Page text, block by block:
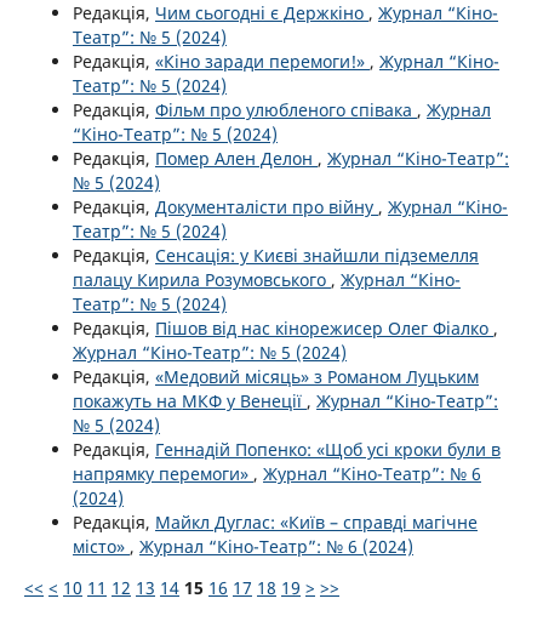
Редакція, Чим сьогодні є Держкіно , Журнал “Кіно-
Театр”: № 5 (2024)
Редакція, «Кіно заради перемоги!» , Журнал “Кіно-
Театр”: № 5 (2024)
Редакція, Фільм про улюбленого співака , Журнал
“Кіно-Театр”: № 5 (2024)
Редакція, Помер Ален Делон , Журнал “Кіно-Театр”:
№ 5 (2024)
Редакція, Документалісти про війну , Журнал “Кіно-
Театр”: № 5 (2024)
Редакція, Сенсація: у Києві знайшли підземелля
палацу Кирила Розумовського , Журнал “Кіно-
Театр”: № 5 (2024)
Редакція, Пішов від нас кінорежисер Олег Фіалко ,
Журнал “Кіно-Театр”: № 5 (2024)
Редакція, «Медовий місяць» з Романом Луцьким
покажуть на МКФ у Венеції , Журнал “Кіно-Театр”:
№ 5 (2024)
Редакція, Геннадій Попенко: «Щоб усі кроки були в
напрямку перемоги» , Журнал “Кіно-Театр”: № 6
(2024)
Редакція, Майкл Дуглас: «Київ – справді магічне
місто» , Журнал “Кіно-Театр”: № 6 (2024)
<< < 10 11 12 13 14 15 16 17 18 19 > >>